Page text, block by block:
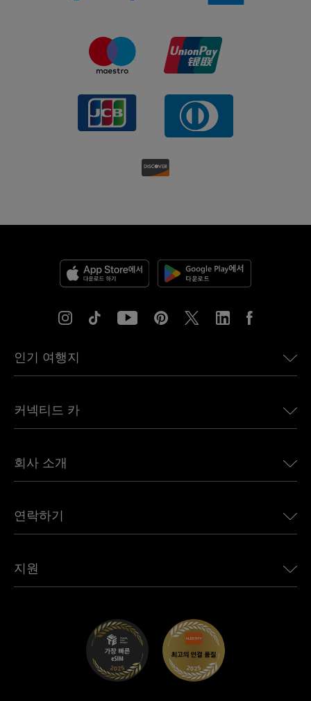
인기 여행지
유럽용 eSIM
캐나다용 eSIM
아프리카용 eSIM
모든 목적지 보기
커넥티드 카
Land Rover용 Ubigi
Jeep용 Ubigi
Mini용 Ubigi
Maserati용 Ubigi
회사 소개
언론에 소개된 Ubigi
Ubigi 앱
연락하기
제휴 프로그램
지원